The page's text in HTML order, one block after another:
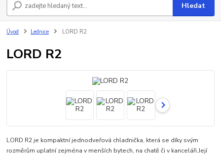
Hledat
Úvod Lednice LORD R2
LORD R2
LORD R2 je kompaktní jednodveřová chladnička, která se díky svým
rozměrům uplatní zejména v menších bytech, na chatě či v kanceláři.Její